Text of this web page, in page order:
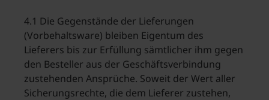
4.1 Die Gegenstände der Lieferungen
(Vorbehaltsware) bleiben Eigentum des
Lieferers bis zur Erfüllung sämtlicher ihm gegen
den Besteller aus der Geschäftsverbindung
zustehenden Ansprüche. Soweit der Wert aller
Sicherungsrechte, die dem Lieferer zustehen,